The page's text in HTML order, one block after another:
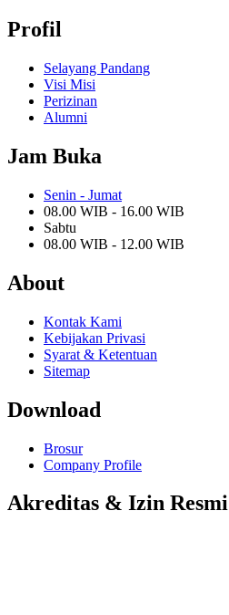
Profil
Selayang Pandang
Visi Misi
Perizinan
Alumni
Jam Buka
Senin - Jumat
08.00 WIB - 16.00 WIB
Sabtu
08.00 WIB - 12.00 WIB
About
Kontak Kami
Kebijakan Privasi
Syarat & Ketentuan
Sitemap
Download
Brosur
Company Profile
Akreditas & Izin Resmi